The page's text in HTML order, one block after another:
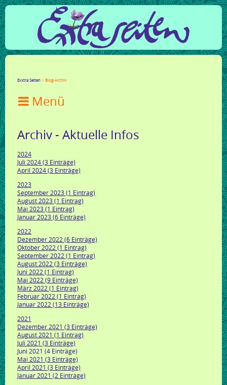
Exxtra Seiten Blog-Archiv

Archiv - Aktuelle Infos
2024
Juli 2024 (3 Einträge)
April 2024 (3 Einträge)
2023
September 2023 (1 Eintrag)
August 2023 (1 Eintrag)
Mai 2023 (1 Eintrag)
Januar 2023 (6 Einträge)
2022
Dezember 2022 (6 Einträge)
Oktober 2022 (1 Eintrag)
September 2022 (1 Eintrag)
August 2022 (3 Einträge)
Juni 2022 (1 Eintrag)
Mai 2022 (9 Einträge)
März 2022 (1 Eintrag)
Februar 2022 (1 Eintrag)
Januar 2022 (13 Einträge)
2021
Dezember 2021 (3 Einträge)
August 2021 (1 Eintrag)
Juli 2021 (3 Einträge)
Juni 2021 (4 Einträge)
Mai 2021 (3 Einträge)
April 2021 (3 Einträge)
Januar 2021 (2 Einträge)